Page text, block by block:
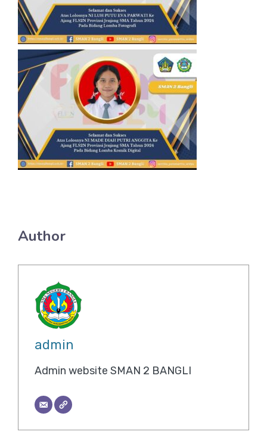
Author
admin
Admin website SMAN 2 BANGLI